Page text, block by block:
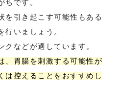
ちです。
を引き起こす可能性もある
行いましょう。
クなどが適しています。
、胃腸を刺激する可能性が
は控えることをおすすめし